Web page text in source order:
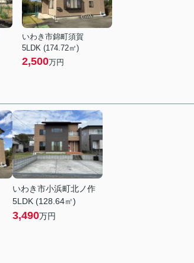
いわき市錦町須賀
5LDK (174.72㎡)
2,500万円
いわき市小浜町北ノ作
5LDK (128.64㎡)
3,490万円